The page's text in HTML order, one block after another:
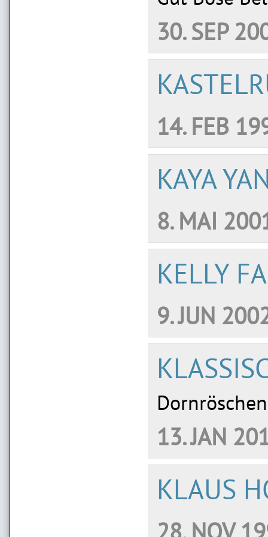
30. SEP
14. FEB
KAYA
8. MAI
KELLY
9. JUN
Dornröschen
13. JAN
KLAUS